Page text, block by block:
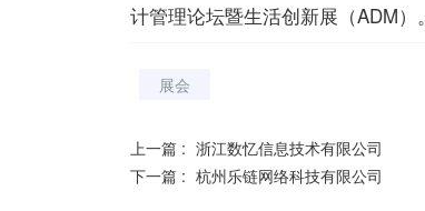
计管理论坛暨生活创新展（ADM）。
展会
上一篇 : 浙江数忆信息技术有限公司
下一篇 : 杭州乐链网络科技有限公司